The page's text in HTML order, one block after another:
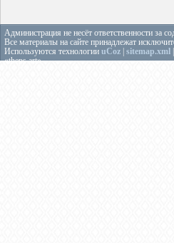
Администрация не несёт ответственности за
Все материалы на сайте принадлежат
Используются технологии uCoz sitemap.xml
«theps.art»